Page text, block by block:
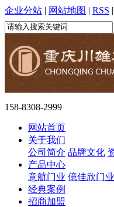
企业分站 | 网站地图 | RSS |
158-8308-2999
网站首页
关于我们
公司简介 品牌文化
产品中心
意航门业 億佳欣门业
经典案例
招商加盟